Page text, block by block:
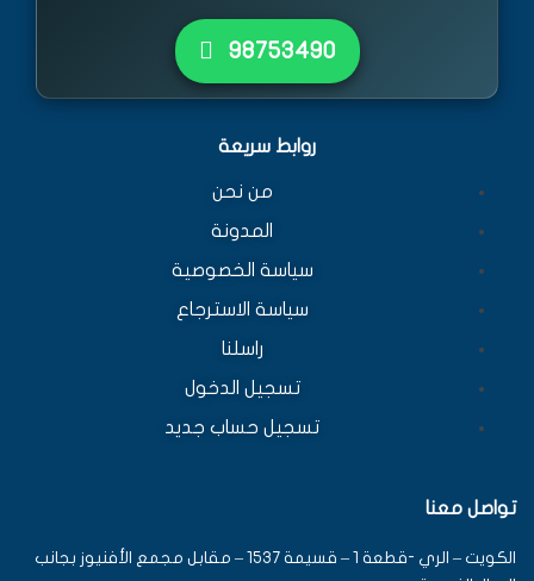
٩٨٧٥٣٤٩٠
روابط سريعة
من نحن
المدونة
سياسة الخصوصية
سياسة الاسترجاع
راسلنا
تسجيل الدخول
تسجيل حساب جديد
تواصل معنا
الكويت – الري -قطعة 1 – قسيمة 1537 – مقابل مجمع الأفنيوز بجانب